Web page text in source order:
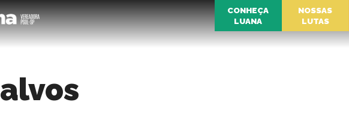
CONHEÇA
LUANA
NOSSAS
LUTAS
alvos